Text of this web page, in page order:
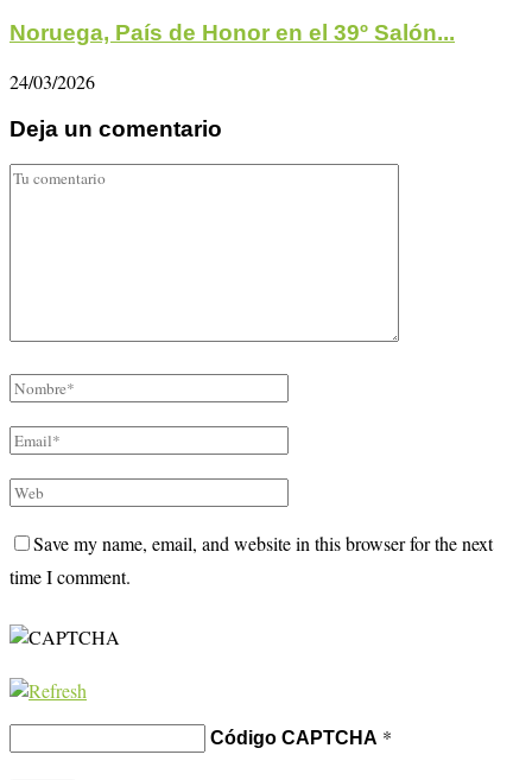
Noruega, País de Honor en el 39º Salón...
24/03/2026
Deja un comentario
Save my name, email, and website in this browser for the next
time I comment.
Código CAPTCHA *